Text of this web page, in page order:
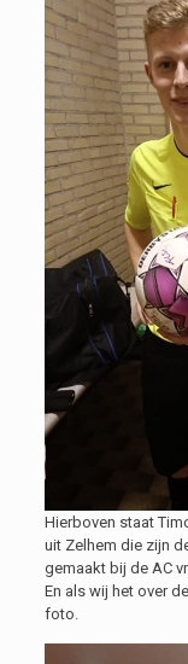
Hierboven staat
uit Zelhem die zijn
gemaakt bij de AC
En als wij het over
foto.